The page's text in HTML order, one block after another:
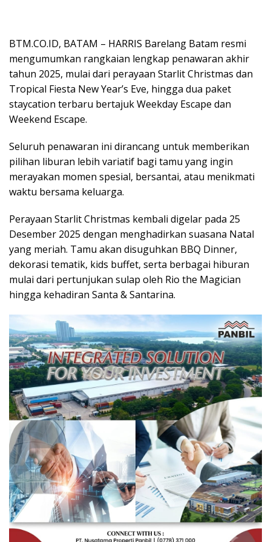
BTM.CO.ID, BATAM – HARRIS Barelang Batam resmi
mengumumkan rangkaian lengkap penawaran akhir
tahun 2025, mulai dari perayaan Starlit Christmas dan
Tropical Fiesta New Year’s Eve, hingga dua paket
staycation terbaru bertajuk Weekday Escape dan
Weekend Escape.
Seluruh penawaran ini dirancang untuk memberikan
pilihan liburan lebih variatif bagi tamu yang ingin
merayakan momen spesial, bersantai, atau menikmati
waktu bersama keluarga.
Perayaan Starlit Christmas kembali digelar pada 25
Desember 2025 dengan menghadirkan suasana Natal
yang meriah. Tamu akan disuguhkan BBQ Dinner,
dekorasi tematik, kids buffet, serta berbagai hiburan
mulai dari pertunjukan sulap oleh Rio the Magician
hingga kehadiran Santa & Santarina.